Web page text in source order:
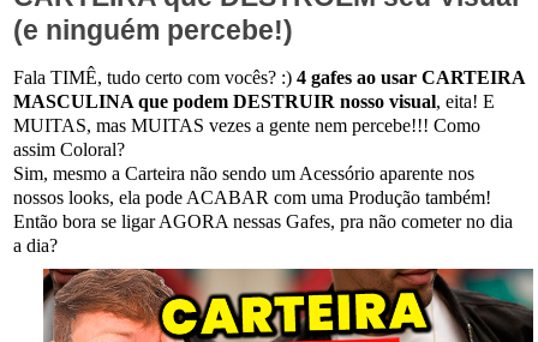
(e ninguém percebe!)
Fala TIMÊ, tudo certo com vocês? :) 4 gafes ao usar CARTEIRA
MASCULINA que podem DESTRUIR nosso visual, eita! E
MUITAS, mas MUITAS vezes a gente nem percebe!!! Como
assim Coloral?
Sim, mesmo a Carteira não sendo um Acessório aparente nos
nossos looks, ela pode ACABAR com uma Produção também!
Então bora se ligar AGORA nessas Gafes, pra não cometer no dia
a dia?